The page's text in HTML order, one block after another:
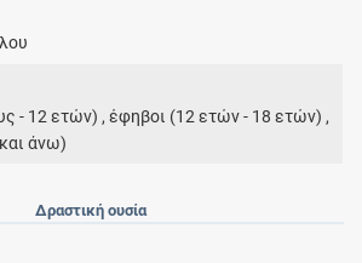
- 12 ετών) , έφηβοι (12 ετών - 18 ετών) ,
άνω)
Δραστική ουσία